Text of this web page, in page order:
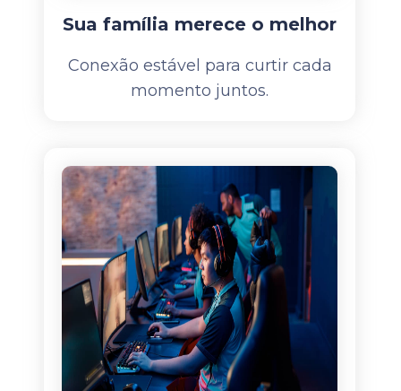
Sua família merece o melhor
Conexão estável para curtir cada
momento juntos.